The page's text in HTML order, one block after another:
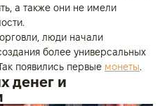
а также они не имели
люди начали
более универсальных
появились первые монеты.
денег и